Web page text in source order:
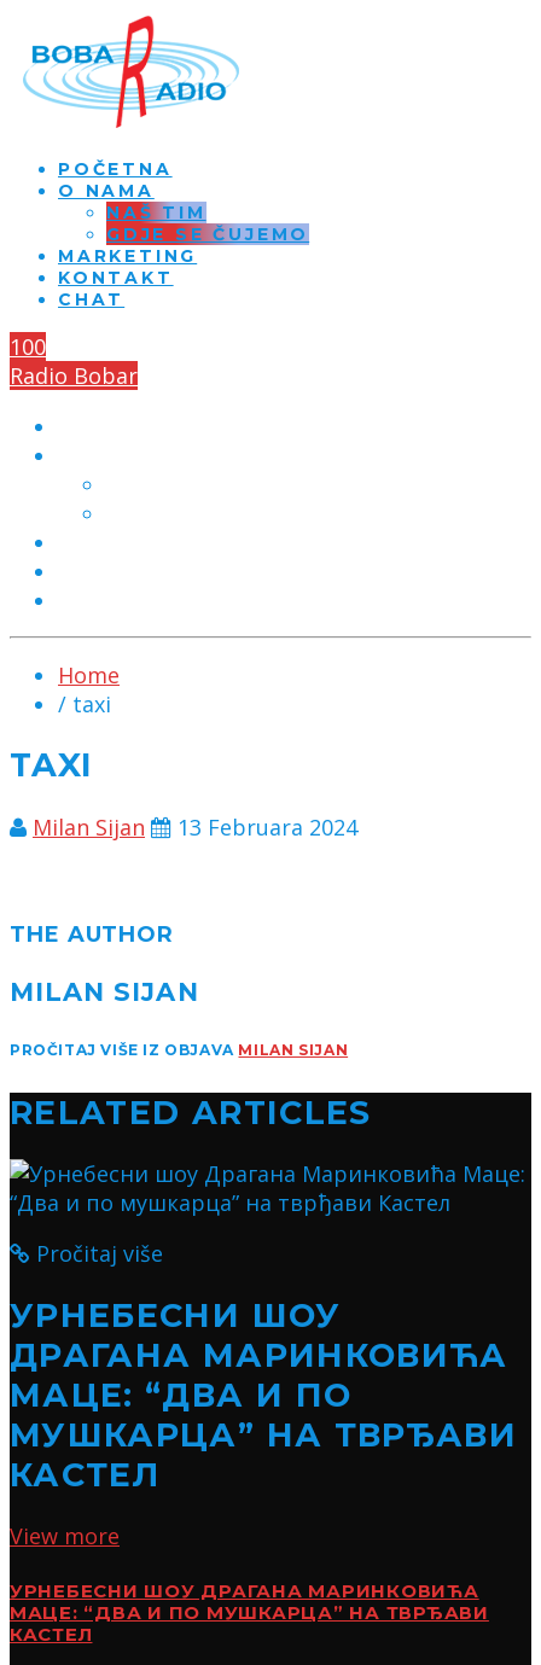
POČETNA
O NAMA
NAŠ TIM
GDJE SE ČUJEMO
MARKETING
KONTAKT
CHAT
100
Radio Bobar
Home
/ taxi
TAXI
Milan Sijan 13 Februara 2024
THE AUTHOR
MILAN SIJAN
PROČITAJ VIŠE IZ OBJAVA MILAN SIJAN
RELATED ARTICLES
Pročitaj više
УРНЕБЕСНИ ШОУ
ДРАГАНА МАРИНКОВИЋА
МАЦЕ: “ДВА И ПО
МУШКАРЦА” НА ТВРЂАВИ
КАСТЕЛ
View more
УРНЕБЕСНИ ШОУ ДРАГАНА МАРИНКОВИЋА
МАЦЕ: “ДВА И ПО МУШКАРЦА” НА ТВРЂАВИ
КАСТЕЛ